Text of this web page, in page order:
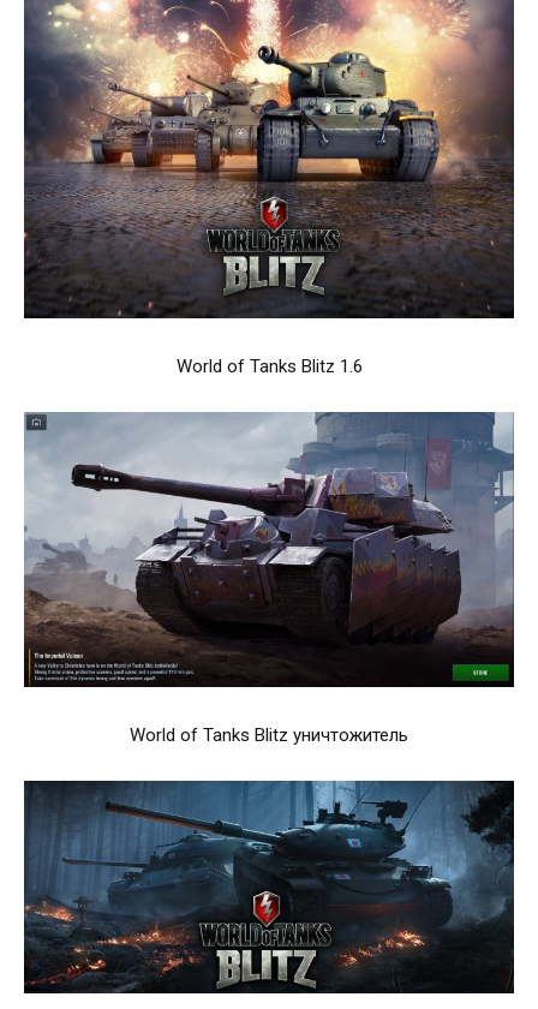
World of Tanks Blitz 1.6
World of Tanks Blitz уничтожитель